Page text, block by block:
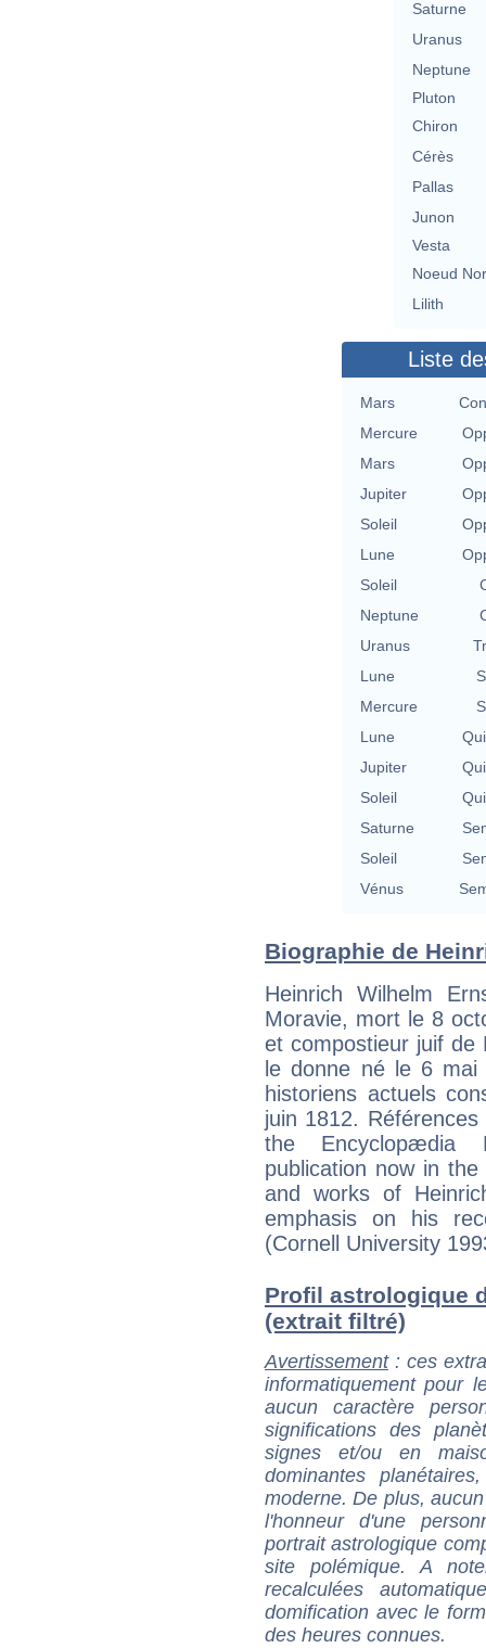
Saturne
Uranus
Neptune
Pluton
Chiron
Cérès
Pallas
Junon
Vesta
Noeud
Lilith
Liste
Mars
Mercure
Mars
Jupiter
Soleil
Lune
Soleil
Neptune
Uranus
Lune
Mercure
Lune
Jupiter
Soleil
Saturne
Soleil
Vénus
Biographie de
Heinrich Wilhelm
Moravie, mort le 8
et compostieur juif de
le donne né le 6
historiens actuels
juin 1812.
the Encyclopædia
publication now in
and works of
emphasis on his
(Cornell University
Profil astrologique
(extrait filtré)
Avertissement: ces
informatiquement pour
aucun caractère
significations des
signes et/ou en
dominantes
moderne. De plus,
l'honneur d'une
portrait astrologique
site polémique. A
recalculées
domification avec le
des heures connues.